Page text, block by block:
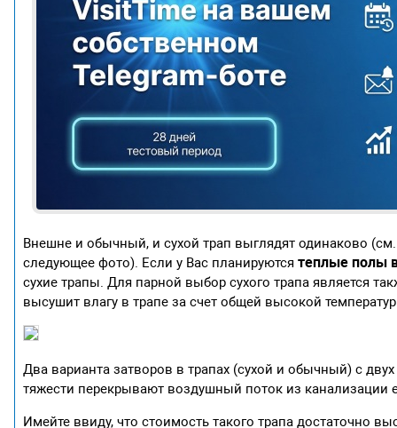
Внешне и обычный, и сухой трап выглядят одинаково
следующее фото). Если у Вас планируютсятеплые полы
сухие трапы. Для парной выбор сухого трапа является
высушит влагу в трапе за счет общей высокой
Два варианта затворов в трапах (сухой и обычный) с
тяжести перекрывают воздушный поток из канализации
Имейте ввиду, что стоимость такого трапа достаточно